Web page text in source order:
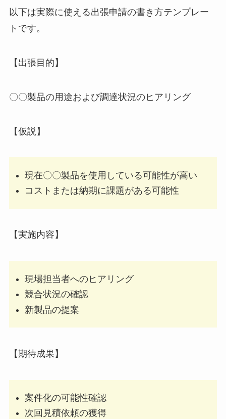
以下は実際に使える出張申請の書き方テンプレー
トです。
【出張目的】
〇〇製品の用途および調達状況のヒアリング
【仮説】
現在〇〇製品を使用している可能性が高い
コストまたは納期に課題がある可能性
【実施内容】
現場担当者へのヒアリング
競合状況の確認
新製品の提案
【期待成果】
案件化の可能性確認
次回見積依頼の獲得